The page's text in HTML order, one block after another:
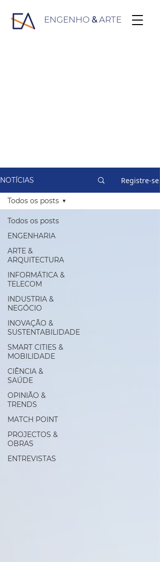
ENGENHO &ARTE
NOTÍCIAS Registre-se
Todos os posts
ENGENHARIA
ARTE &
ARQUITECTURA
INFORMÁTICA &
TELECOM
INDUSTRIA &
NEGÓCIO
INOVAÇÃO &
SUSTENTABILIDADE
SMART CITIES &
MOBILIDADE
CIÊNCIA &
SAÚDE
OPINIÃO &
TRENDS
MATCH POINT
PROJECTOS &
OBRAS
ENTREVISTAS
Todos os posts